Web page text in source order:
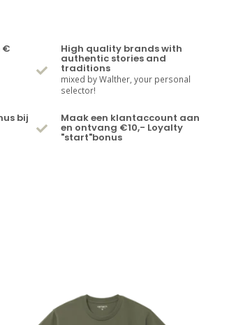
€ High quality brands with
authentic stories and
traditions
mixed by Walther, your personal
selector!
bij Maak een klantaccount aan
en ontvang €10,- Loyalty
"start"bonus